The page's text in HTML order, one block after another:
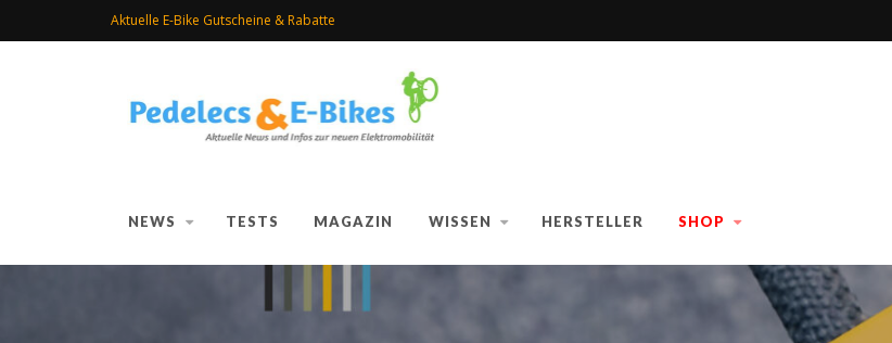
Aktuelle E-Bike Gutscheine & Rabatte
NEWS TESTS MAGAZIN WISSEN HERSTELLER SHOP